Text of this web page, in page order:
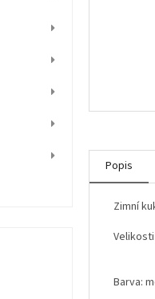
Popis
Zimní
Barva: